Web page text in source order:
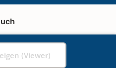
(Viewer)